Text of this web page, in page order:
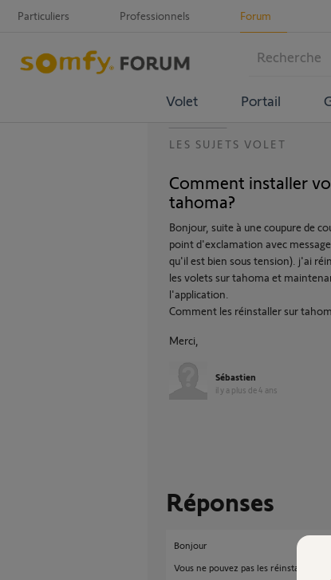
Particuliers Professionnels Forum
Volet Portail
LES SUJETS VOLET
Comment installer
tahoma?
Bonjour, suite à une coupure de
point d'exclamation avec
qu'il est bien sous tension). j'ai
les volets sur tahoma et
l'application.
Comment les réinstaller sur
Merci,
Sébastien
il y a plus de 4 ans
Réponses
Bonjour
Vous ne pouvez pas les réinstaller